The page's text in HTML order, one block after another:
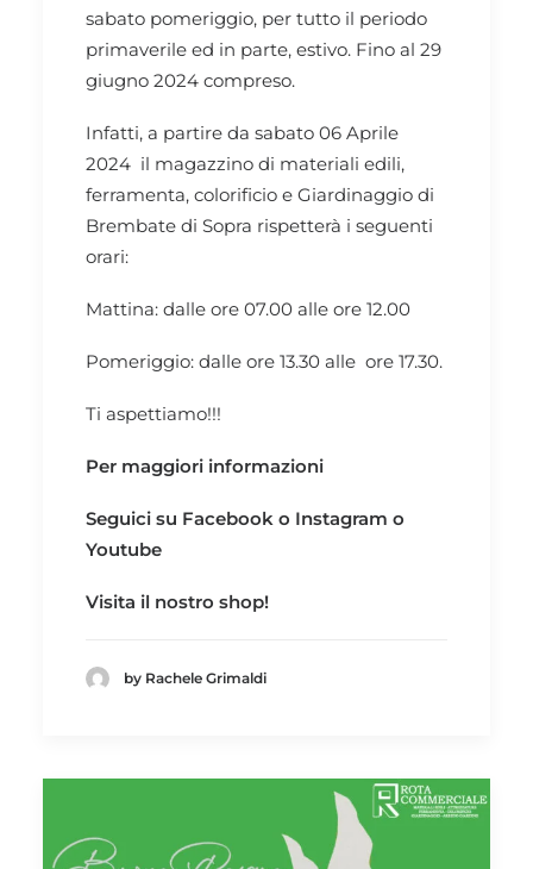
sabato pomeriggio, per tutto il periodo
primaverile ed in parte, estivo. Fino al 29
giugno 2024 compreso.
Infatti, a partire da sabato 06 Aprile
2024 il magazzino di materiali edili,
ferramenta, colorificio e Giardinaggio di
Brembate di Sopra rispetterà i seguenti
orari:
Mattina: dalle ore 07.00 alle ore 12.00
Pomeriggio: dalle ore 13.30 alle ore 17.30.
Ti aspettiamo!!!
Per maggiori informazioni
Seguici su Facebook o Instagram o
Youtube
Visita il nostro shop!
by Rachele Grimaldi